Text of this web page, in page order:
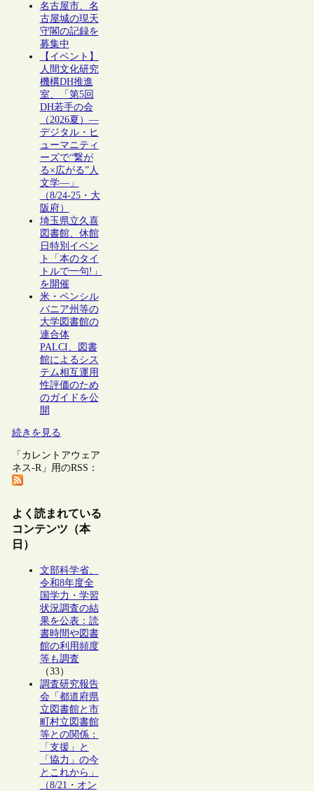
名古屋市、名
古屋城の現天
守閣の記録を
募集中
【イベント】
人間文化研究
機構DH推進
室、「第5回
DH若手の会
（2026夏）―
デジタル・ヒ
ューマニティ
ーズで“繋が
る×広がる”人
文学―」
（8/24-25・大
阪府）
埼玉県立久喜
図書館、休館
日特別イベン
ト「本のタイ
トルで一句!」
を開催
米・ペンシル
バニア州等の
大学図書館の
連合体
PALCI、図書
館によるシス
テム相互運用
性評価のため
のガイドを公
開
続きを見る
「カレントアウェア
ネス-R」用のRSS：
よく読まれている
コンテンツ（本
日）
文部科学省、
令和8年度全
国学力・学習
状況調査の結
果を公表：読
書時間や図書
館の利用頻度
等も調査
（33）
調査研究報告
会「都道府県
立図書館と市
町村立図書館
等との関係：
「支援」と
「協力」の今
とこれから」
（8/21・オン